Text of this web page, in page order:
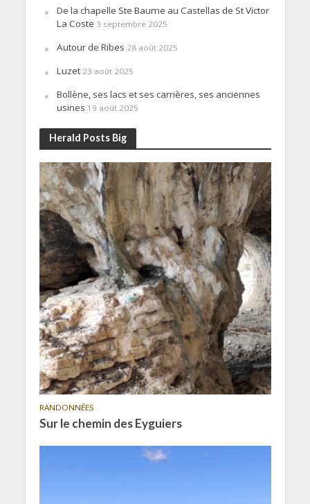
De la chapelle Ste Baume au Castellas de St Victor
La Coste 3 septembre 2025
Autour de Ribes 28 août 2025
Luzet 23 août 2025
Bollène, ses lacs et ses carrières, ses anciennes
usines 19 août 2025
Herald Posts Big
RANDONNÉES
Sur le chemin des Eyguiers